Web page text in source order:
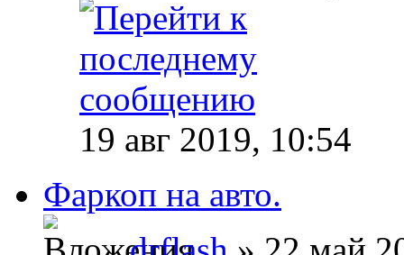
19 авг 2019, 10:54
Фаркоп на авто.